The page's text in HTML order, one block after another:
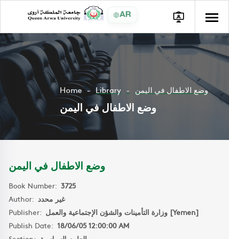
AR
Home Library وضع الاطفال في اليمن
وضع الاطفال في اليمن
وضع الاطفال في اليمن
Book Number: 3725
Author: غير محدد
Publisher:
وزارة التأمينات والشؤن الإجتماعية والعمل [Yemen]
Publish Date: 18/06/05 12:00:00 AM